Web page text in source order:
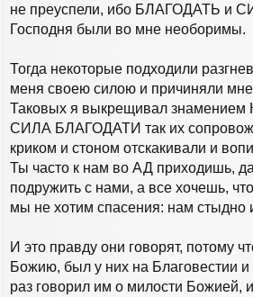
не преуспели, ибо БЛАГОДАТЬ и
Господня были во мне необоримы.
Тогда некоторые подходили
меня своею силою и причиняли
Таковых я выкрещивал знамением
СИЛА БЛАГОДАТИ так их
криком и стоном отскакивали и
Ты часто к нам во АД приходишь,
подружить с нами, а все хочешь,
мы не хотим спасения: нам стыдно
И это правду они говорят, потому
Божию, был у них на Благовестии
раз говорил им о милости Божией,